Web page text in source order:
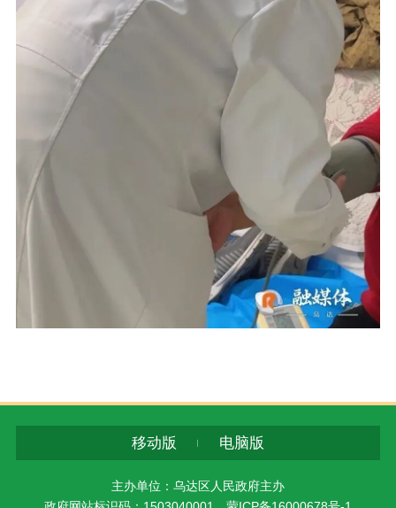
移动版 电脑版
主办单位：乌达区人民政府主办